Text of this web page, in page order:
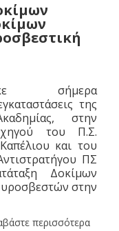
σήμερα
της
στην
του Π.Σ.
και του
ΠΣ
Δοκίμων
στην
περισσότερα